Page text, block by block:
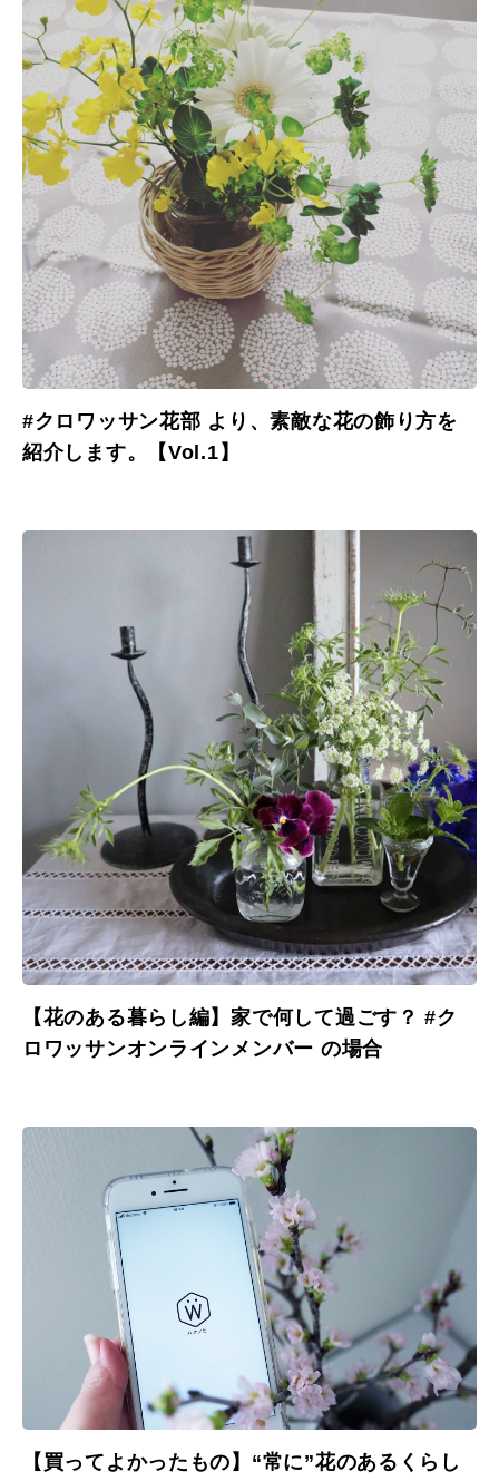
#クロワッサン花部 より、素敵な花の飾り方を
紹介します。【Vol.1】
【花のある暮らし編】家で何して過ごす？ #ク
ロワッサンオンラインメンバー の場合
【買ってよかったもの】“常に”花のあるくらし